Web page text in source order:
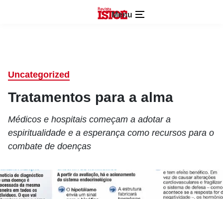
Menu
Uncategorized
Tratamentos para a alma
Médicos e hospitais começam a adotar a
espiritualidade e a esperança como recursos para o
combate de doenças